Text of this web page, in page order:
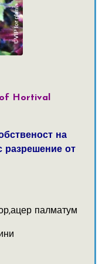
Hortival
на
разрешение от
палматум